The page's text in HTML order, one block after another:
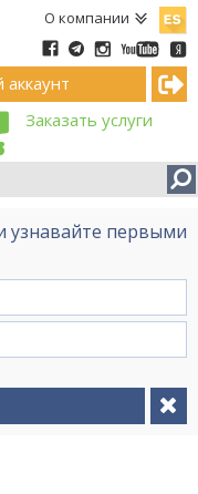
О компании
Заказать услуги
узнавайте первыми